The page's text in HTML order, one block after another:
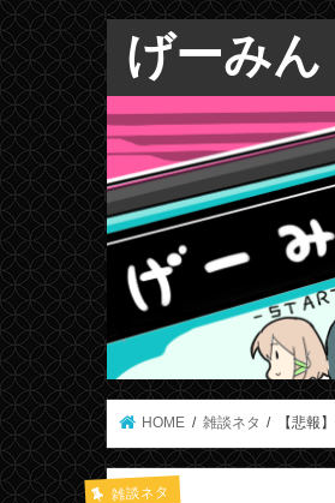
げーみん
HOME 雑談ネタ 【悲報
雑談ネタ